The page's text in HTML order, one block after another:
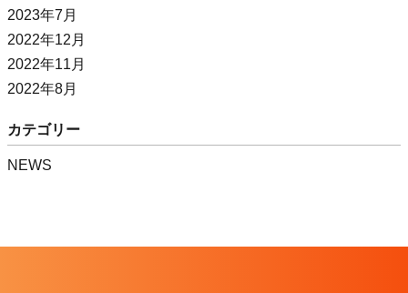
2023年7月
2022年12月
2022年11月
2022年8月
カテゴリー
NEWS